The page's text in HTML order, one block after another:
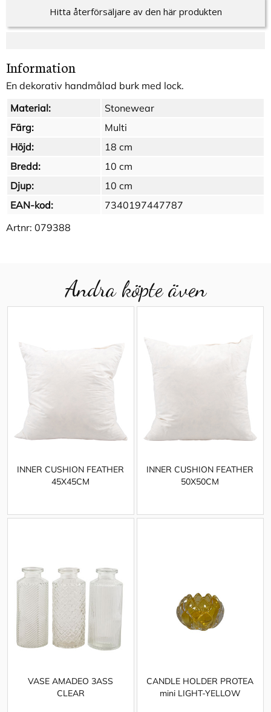
Hitta återförsäljare av den här produkten
Information
En dekorativ handmålad burk med lock.
Material:
Stonewear
Färg:
Multi
Höjd:
18 cm
Bredd:
10 cm
Djup:
10 cm
EAN-kod:
7340197447787
Artnr: 079388
Andra köpte även
INNER CUSHION FEATHER
45X45CM
INNER CUSHION FEATHER
50X50CM
VASE AMADEO 3ASS
CLEAR
CANDLE HOLDER PROTEA
mini LIGHT-YELLOW